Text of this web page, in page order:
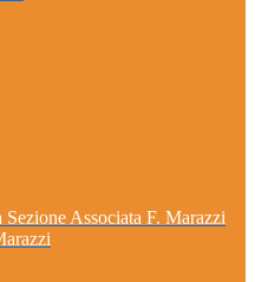
Associata F. Marazzi